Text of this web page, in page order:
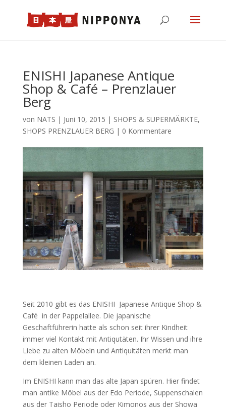
ENISHI Japanese Antique
Shop & Café – Prenzlauer
Berg
von NATS | Juni 10, 2015 | SHOPS & SUPERMÄRKTE,
SHOPS PRENZLAUER BERG | 0 Kommentare
Seit 2010 gibt es das ENISHI Japanese Antique Shop &
Café in der Pappelallee. Die japanische
Geschaftführerin hatte als schon seit ihrer Kindheit
immer viel Kontakt mit Antiqutäten. Ihr Wissen und ihre
Liebe zu alten Möbeln und Antiquitäten merkt man
dem kleinen Laden an.
Im ENISHI kann man das alte Japan spüren. Hier findet
man antike Möbel aus der Edo Periode, Suppenschalen
aus der Taisho Periode oder Kimonos aus der Showa